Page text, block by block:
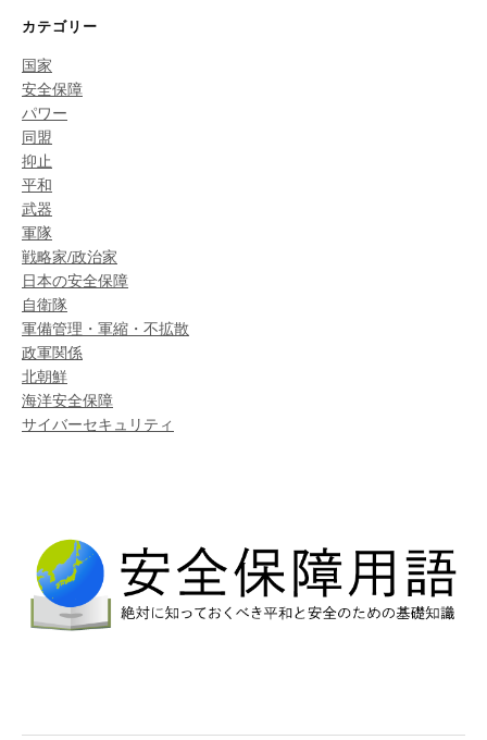
カテゴリー
国家
安全保障
パワー
同盟
抑止
平和
武器
軍隊
戦略家/政治家
日本の安全保障
自衛隊
軍備管理・軍縮・不拡散
政軍関係
北朝鮮
海洋安全保障
サイバーセキュリティ